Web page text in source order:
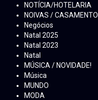
NOTÍCIA/HOTELARIA
NOIVAS / CASAMENTO
Negócios
Natal 2025
Natal 2023
Natal
MÚSICA / NOVIDADE!
Música
MUNDO
MODA